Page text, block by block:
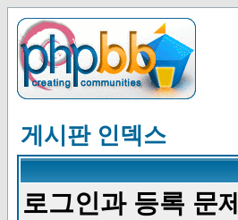
게시판 인덱스
로그인과 등록 문제